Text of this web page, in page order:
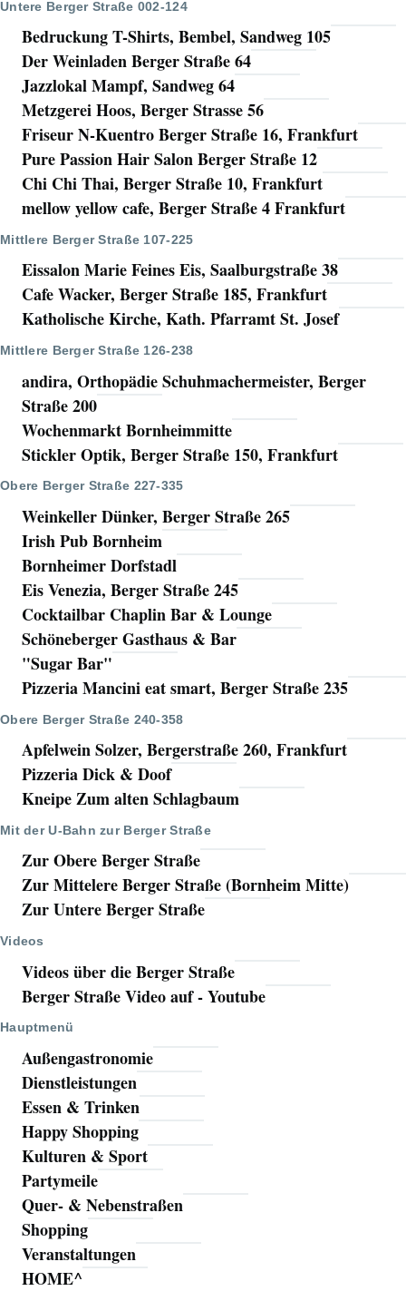
Untere Berger Straße 002-124
Bedruckung T-Shirts, Bembel, Sandweg 105
Der Weinladen Berger Straße 64
Jazzlokal Mampf, Sandweg 64
Metzgerei Hoos, Berger Strasse 56
Friseur N-Kuentro Berger Straße 16, Frankfurt
Pure Passion Hair Salon Berger Straße 12
Chi Chi Thai, Berger Straße 10, Frankfurt
mellow yellow cafe, Berger Straße 4 Frankfurt
Mittlere Berger Straße 107-225
Eissalon Marie Feines Eis, Saalburgstraße 38
Cafe Wacker, Berger Straße 185, Frankfurt
Katholische Kirche, Kath. Pfarramt St. Josef
Mittlere Berger Straße 126-238
andira, Orthopädie Schuhmachermeister, Berger
Straße 200
Wochenmarkt Bornheimmitte
Stickler Optik, Berger Straße 150, Frankfurt
Obere Berger Straße 227-335
Weinkeller Dünker, Berger Straße 265
Irish Pub Bornheim
Bornheimer Dorfstadl
Eis Venezia, Berger Straße 245
Cocktailbar Chaplin Bar & Lounge
Schöneberger Gasthaus & Bar
"Sugar Bar"
Pizzeria Mancini eat smart, Berger Straße 235
Obere Berger Straße 240-358
Apfelwein Solzer, Bergerstraße 260, Frankfurt
Pizzeria Dick & Doof
Kneipe Zum alten Schlagbaum
Mit der U-Bahn zur Berger Straße
Zur Obere Berger Straße
Zur Mittelere Berger Straße (Bornheim Mitte)
Zur Untere Berger Straße
Videos
Videos über die Berger Straße
Berger Straße Video auf - Youtube
Hauptmenü
Außengastronomie
Dienstleistungen
Essen & Trinken
Happy Shopping
Kulturen & Sport
Partymeile
Quer- & Nebenstraßen
Shopping
Veranstaltungen
HOME^